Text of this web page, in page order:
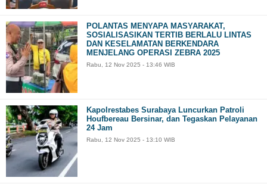
POLANTAS MENYAPA MASYARAKAT,
SOSIALISASIKAN TERTIB BERLALU LINTAS
DAN KESELAMATAN BERKENDARA
MENJELANG OPERASI ZEBRA 2025
Rabu, 12 Nov 2025 - 13:46 WIB
Kapolrestabes Surabaya Luncurkan Patroli
Houfbereau Bersinar, dan Tegaskan Pelayanan
24 Jam
Rabu, 12 Nov 2025 - 13:10 WIB